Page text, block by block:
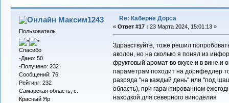
Максим1243
Пользователь
Спасибо
-Дано: 50
-Получено: 232
Сообщений: 76
Рейтинг: 232
Самарская область, с.
Красный Яр
Re: Каберне Дорса
« Ответ #17 : 23 Марта 2024, 15:01:13 »
Здравствуйте, тоже решил
аколон, но на сколько я понял из
фруктовый аромат во вкусе и в вине и
параметрам походит на дорнфедлер
разряда "на каждый день" или "под
область), при гарантированном
находкой для северного виноделия